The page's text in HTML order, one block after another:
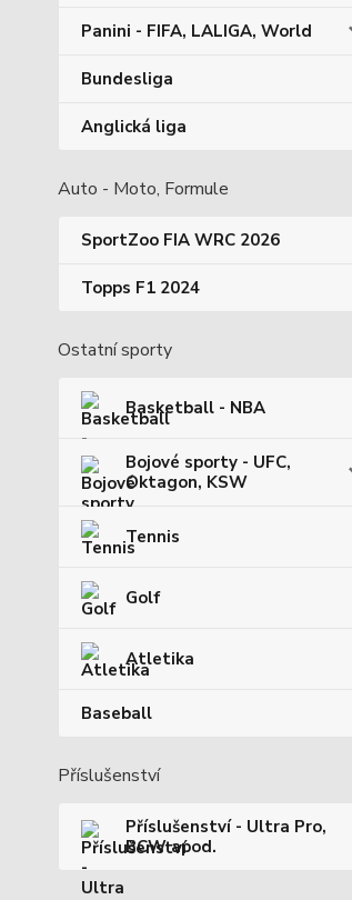
Panini - FIFA, LALIGA, World
Bundesliga
Anglická liga
Auto - Moto, Formule
SportZoo FIA WRC 2026
Topps F1 2024
Ostatní sporty
Basketball - NBA
Bojové sporty - UFC,
Oktagon, KSW
Tennis
Golf
Atletika
Baseball
Příslušenství
Příslušenství - Ultra Pro,
BCW apod.